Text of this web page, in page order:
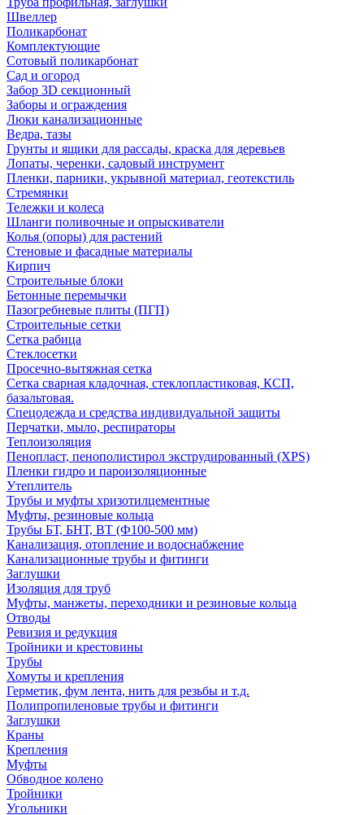
Швеллер
Поликарбонат
Комплектующие
Сотовый поликарбонат
Сад и огород
Забор 3D секционный
Заборы и ограждения
Люки канализационные
Ведра, тазы
Грунты и ящики для рассады, краска для деревьев
Лопаты, черенки, садовый инструмент
Пленки, парники, укрывной материал, геотекстиль
Стремянки
Тележки и колеса
Шланги поливочные и опрыскиватели
Колья (опоры) для растений
Стеновые и фасадные материалы
Кирпич
Строительные блоки
Бетонные перемычки
Пазогребневые плиты (ПГП)
Строительные сетки
Сетка рабица
Стеклосетки
Просечно-вытяжная сетка
Сетка сварная кладочная, стеклопластиковая, КСП,
базальтовая.
Спецодежда и средства индивидуальной защиты
Перчатки, мыло, респираторы
Теплоизоляция
Пенопласт, пенополистирол экструдированный (XPS)
Пленки гидро и пароизоляционные
Утеплитель
Трубы и муфты хризотилцементные
Муфты, резиновые кольца
Трубы БТ, БНТ, ВТ (Ф100-500 мм)
Канализация, отопление и водоснабжение
Канализационные трубы и фитинги
Заглушки
Изоляция для труб
Муфты, манжеты, переходники и резиновые кольца
Отводы
Ревизия и редукция
Тройники и крестовины
Трубы
Хомуты и крепления
Герметик, фум лента, нить для резьбы и т.д.
Полипропиленовые трубы и фитинги
Заглушки
Краны
Крепления
Муфты
Обводное колено
Тройники
Угольники